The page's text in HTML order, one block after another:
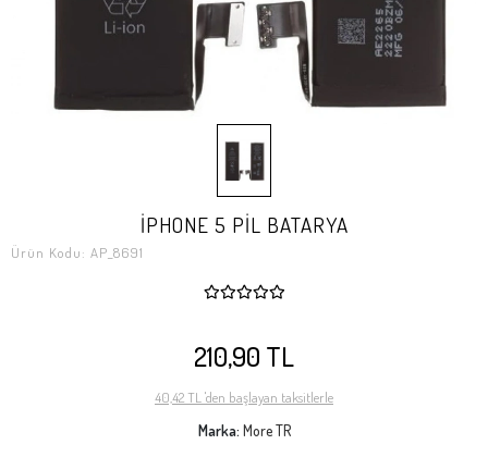
İPHONE 5 PİL BATARYA
Ürün Kodu: AP_8691
210,90 TL
40,42 TL 'den başlayan taksitlerle
Marka: More TR